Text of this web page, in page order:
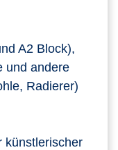
A2 Block),
und andere
Radierer)
künstlerischer